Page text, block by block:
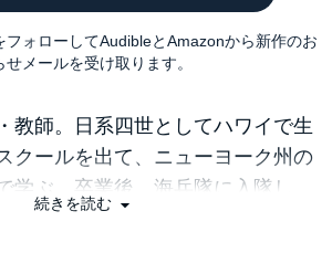
フォローしてAudibleとAmazonから新作のお
せメールを受け取ります。
教師。日系四世としてハワイで生
クールを出て、ニューヨーク州の
学ぶ。卒業後、海兵隊に入隊し、
ターパイロットとしてベトナムに
続きを読む